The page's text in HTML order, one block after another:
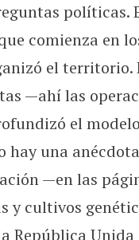
políticas.
comienza en
el territorio.
—ahí las
el
hay una
—en las
y cultivos
Unida